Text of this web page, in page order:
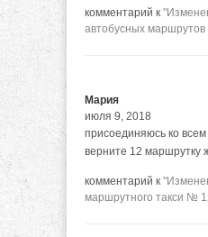
комментарий к
автобусных
Мария
июля 9, 2018
присоединяюсь ко
верните 12 маршрутку
комментарий к
маршрутного такси №